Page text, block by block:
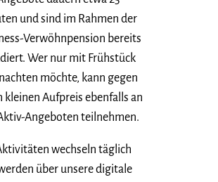
und sind im Rahmen der
Verwöhnpension bereits
Wer nur mit Frühstück
möchte, kann gegen
kleinen Aufpreis ebenfalls an
Angeboten teilnehmen.
wechseln täglich
über unsere digitale